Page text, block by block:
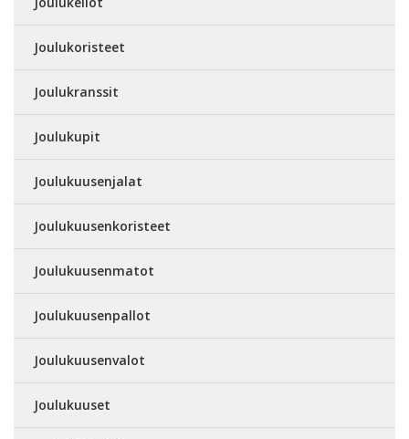
Joulukoristeet
Joulukranssit
Joulukupit
Joulukuusenjalat
Joulukuusenkoristeet
Joulukuusenmatot
Joulukuusenpallot
Joulukuusenvalot
Joulukuuset